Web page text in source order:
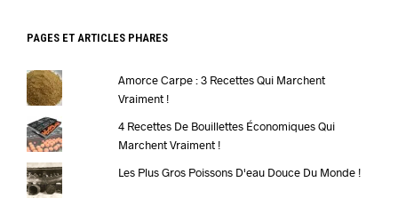
PAGES ET ARTICLES PHARES
Amorce Carpe : 3 Recettes Qui Marchent
Vraiment !
4 Recettes De Bouillettes Économiques Qui
Marchent Vraiment !
Les Plus Gros Poissons D'eau Douce Du Monde !